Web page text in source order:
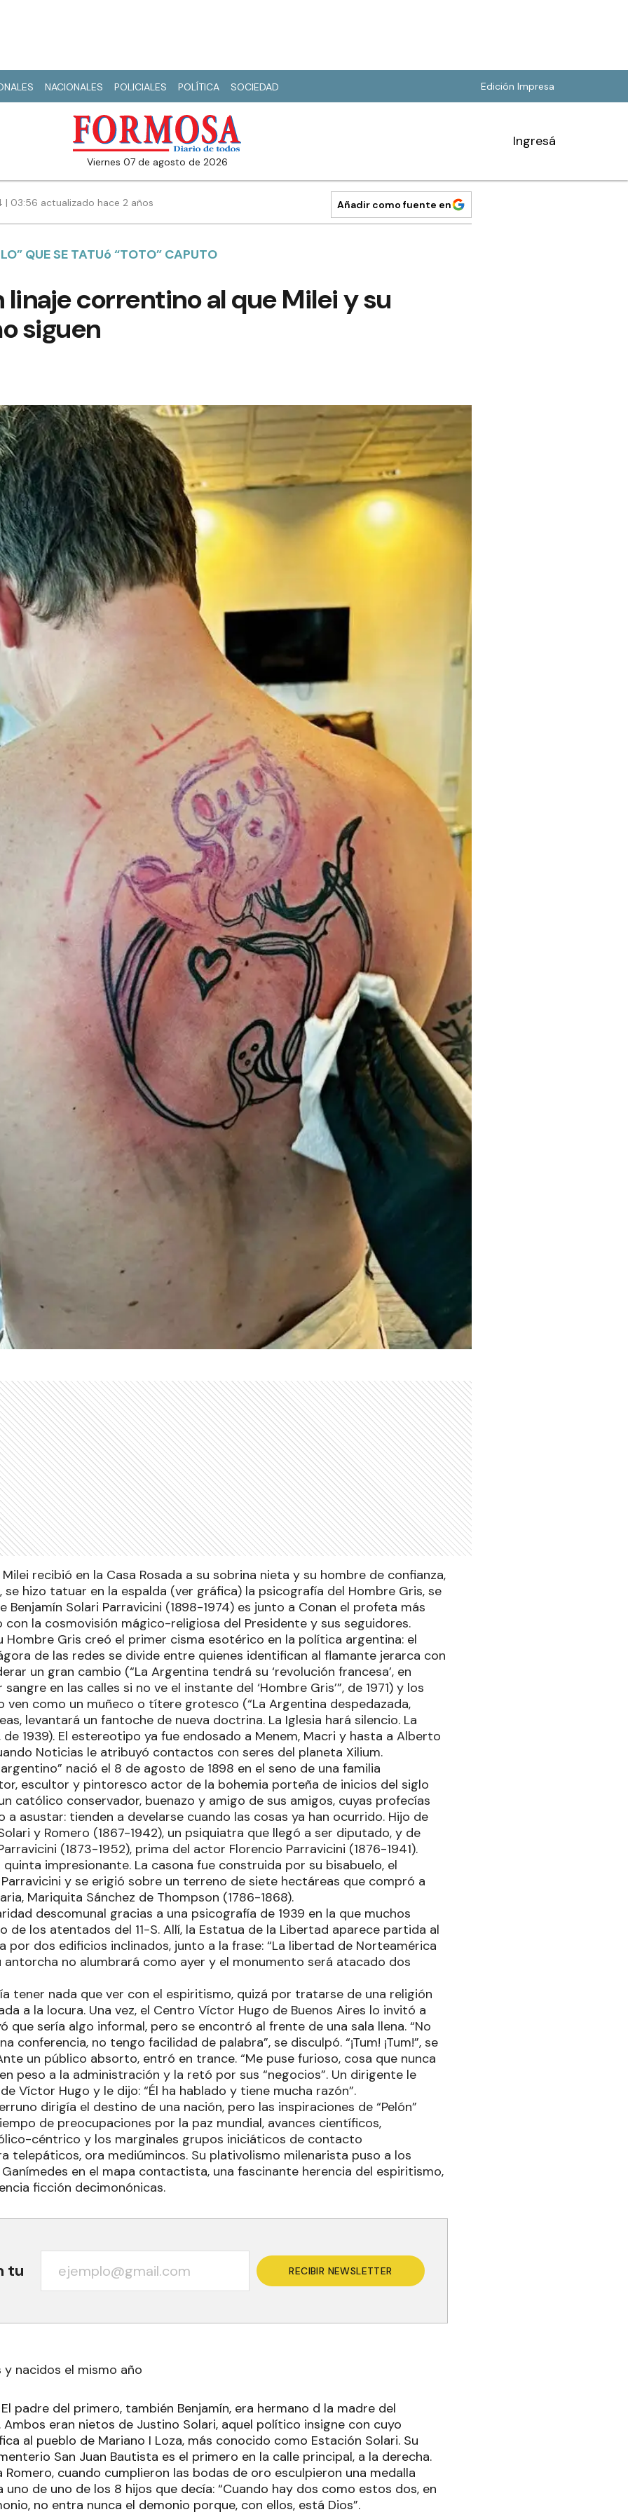
NACIONALES POLICIALES POLÍTICA SOCIEDAD Edición Impresa
viernes 07 de agosto de 2026
Ingresá
| 03:56 actualizado hace 2 años Añadir como fuente en
QUE SE TATUó “TOTO” CAPUTO
linaje correntino al que Milei y su
siguen
recibió en la Casa Rosada a su sobrina nieta y su hombre de confianza,
hizo tatuar en la espalda (ver gráfica) la psicografía del Hombre Gris, se
Benjamín Solari Parravicini (1898-1974) es junto a Conan el profeta más
con la cosmovisión mágico-religiosa del Presidente y sus seguidores.
Hombre Gris creó el primer cisma esotérico en la política argentina: el
de las redes se divide entre quienes identifican al flamante jerarca con
un gran cambio (“La Argentina tendrá su ‘revolución francesa’, en
en las calles si no ve el instante del ‘Hombre Gris’”, de 1971) y los
ven como un muñeco o títere grotesco (“La Argentina despedazada,
levantará un fantoche de nueva doctrina. La Iglesia hará silencio. La
de 1939). El estereotipo ya fue endosado a Menem, Macri y hasta a Alberto
Noticias le atribuyó contactos con seres del planeta Xilium.
nació el 8 de agosto de 1898 en el seno de una familia
escultor y pintoresco actor de la bohemia porteña de inicios del siglo
católico conservador, buenazo y amigo de sus amigos, cuyas profecías
a asustar: tienden a develarse cuando las cosas ya han ocurrido. Hijo de
y Romero (1867-1942), un psiquiatra que llegó a ser diputado, y de
(1873-1952), prima del actor Florencio Parravicini (1876-1941).
quinta impresionante. La casona fue construida por su bisabuelo, el
y se erigió sobre un terreno de siete hectáreas que compró a
Mariquita Sánchez de Thompson (1786-1868).
descomunal gracias a una psicografía de 1939 en la que muchos
de los atentados del 11-S. Allí, la Estatua de la Libertad aparece partida al
por dos edificios inclinados, junto a la frase: “La libertad de Norteamérica
antorcha no alumbrará como ayer y el monumento será atacado dos
tener nada que ver con el espiritismo, quizá por tratarse de una religión
a la locura. Una vez, el Centro Víctor Hugo de Buenos Aires lo invitó a
que sería algo informal, pero se encontró al frente de una sala llena. “No
conferencia, no tengo facilidad de palabra”, se disculpó. “¡Tum! ¡Tum!”, se
un público absorto, entró en trance. “Me puse furioso, cosa que nunca
peso a la administración y la retó por sus “negocios”. Un dirigente le
Víctor Hugo y le dijo: “Él ha hablado y tiene mucha razón”.
dirigía el destino de una nación, pero las inspiraciones de “Pelón”
de preocupaciones por la paz mundial, avances científicos,
céntrico y los marginales grupos iniciáticos de contacto
telepáticos, ora mediúmincos. Su plativolismo milenarista puso a los
en el mapa contactista, una fascinante herencia del espiritismo,
ficción decimonónicas.
tu RECIBIR NEWSLETTER
y nacidos el mismo año
El padre del primero, también Benjamín, era hermano d la madre del
Ambos eran nietos de Justino Solari, aquel político insigne con cuyo
al pueblo de Mariano I Loza, más conocido como Estación Solari. Su
San Juan Bautista es el primero en la calle principal, a la derecha.
Romero, cuando cumplieron las bodas de oro esculpieron una medalla
de uno de los 8 hijos que decía: “Cuando hay dos como estos dos, en
no entra nunca el demonio porque, con ellos, está Dios”.